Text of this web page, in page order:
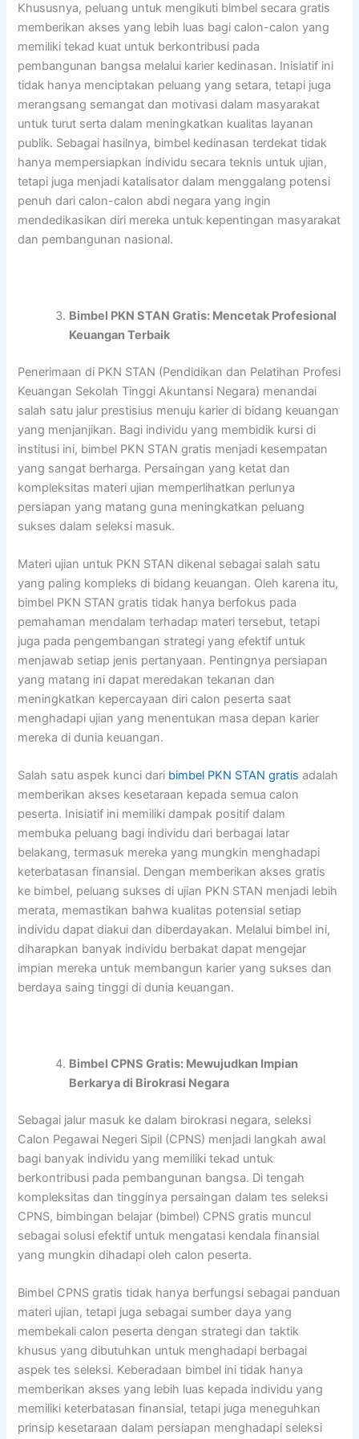
Khususnya, peluang untuk mengikuti bimbel secara gratis
memberikan akses yang lebih luas bagi calon-calon yang
memiliki tekad kuat untuk berkontribusi pada
pembangunan bangsa melalui karier kedinasan. Inisiatif ini
tidak hanya menciptakan peluang yang setara, tetapi juga
merangsang semangat dan motivasi dalam masyarakat
untuk turut serta dalam meningkatkan kualitas layanan
publik. Sebagai hasilnya, bimbel kedinasan terdekat tidak
hanya mempersiapkan individu secara teknis untuk ujian,
tetapi juga menjadi katalisator dalam menggalang potensi
penuh dari calon-calon abdi negara yang ingin
mendedikasikan diri mereka untuk kepentingan masyarakat
dan pembangunan nasional.
Bimbel PKN STAN Gratis: Mencetak Profesional
Keuangan Terbaik
Penerimaan di PKN STAN (Pendidikan dan Pelatihan Profesi
Keuangan Sekolah Tinggi Akuntansi Negara) menandai
salah satu jalur prestisius menuju karier di bidang keuangan
yang menjanjikan. Bagi individu yang membidik kursi di
institusi ini, bimbel PKN STAN gratis menjadi kesempatan
yang sangat berharga. Persaingan yang ketat dan
kompleksitas materi ujian memperlihatkan perlunya
persiapan yang matang guna meningkatkan peluang
sukses dalam seleksi masuk.
Materi ujian untuk PKN STAN dikenal sebagai salah satu
yang paling kompleks di bidang keuangan. Oleh karena itu,
bimbel PKN STAN gratis tidak hanya berfokus pada
pemahaman mendalam terhadap materi tersebut, tetapi
juga pada pengembangan strategi yang efektif untuk
menjawab setiap jenis pertanyaan. Pentingnya persiapan
yang matang ini dapat meredakan tekanan dan
meningkatkan kepercayaan diri calon peserta saat
menghadapi ujian yang menentukan masa depan karier
mereka di dunia keuangan.
Salah satu aspek kunci dari bimbel PKN STAN gratis adalah
memberikan akses kesetaraan kepada semua calon
peserta. Inisiatif ini memiliki dampak positif dalam
membuka peluang bagi individu dari berbagai latar
belakang, termasuk mereka yang mungkin menghadapi
keterbatasan finansial. Dengan memberikan akses gratis
ke bimbel, peluang sukses di ujian PKN STAN menjadi lebih
merata, memastikan bahwa kualitas potensial setiap
individu dapat diakui dan diberdayakan. Melalui bimbel ini,
diharapkan banyak individu berbakat dapat mengejar
impian mereka untuk membangun karier yang sukses dan
berdaya saing tinggi di dunia keuangan.
Bimbel CPNS Gratis: Mewujudkan Impian
Berkarya di Birokrasi Negara
Sebagai jalur masuk ke dalam birokrasi negara, seleksi
Calon Pegawai Negeri Sipil (CPNS) menjadi langkah awal
bagi banyak individu yang memiliki tekad untuk
berkontribusi pada pembangunan bangsa. Di tengah
kompleksitas dan tingginya persaingan dalam tes seleksi
CPNS, bimbingan belajar (bimbel) CPNS gratis muncul
sebagai solusi efektif untuk mengatasi kendala finansial
yang mungkin dihadapi oleh calon peserta.
Bimbel CPNS gratis tidak hanya berfungsi sebagai panduan
materi ujian, tetapi juga sebagai sumber daya yang
membekali calon peserta dengan strategi dan taktik
khusus yang dibutuhkan untuk menghadapi berbagai
aspek tes seleksi. Keberadaan bimbel ini tidak hanya
memberikan akses yang lebih luas kepada individu yang
memiliki keterbatasan finansial, tetapi juga meneguhkan
prinsip kesetaraan dalam persiapan menghadapi seleksi